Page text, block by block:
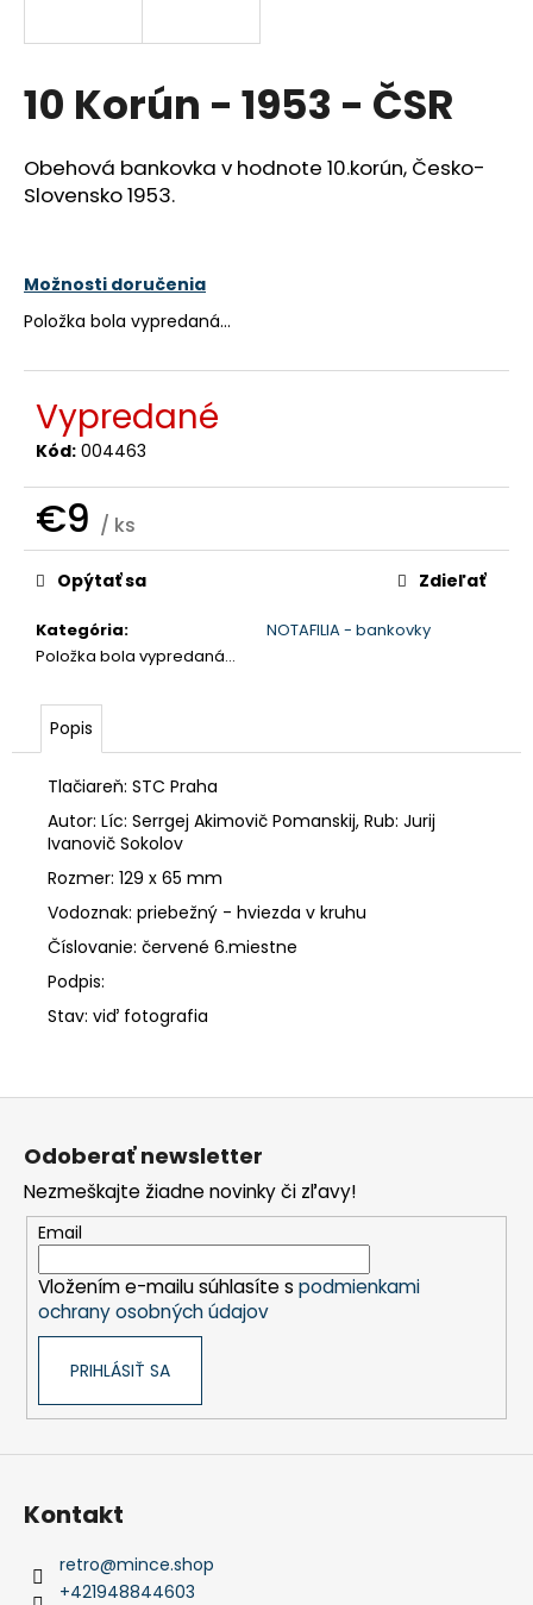
10 Korún - 1953 - ČSR
Obehová bankovka v hodnote 10.korún, Česko-
Slovensko 1953.
Možnosti doručenia
Položka bola vypredaná…
Vypredané
Kód: 004463
€9 / ks
Jednotková
cena:
Kategória:
NOTAFILIA - bankovky
Položka bola vypredaná…
Opýtať sa Zdieľať
Popis
Tlačiareň: STC Praha
Autor: Líc: Serrgej Akimovič Pomanskij, Rub: Jurij
Ivanovič Sokolov
Rozmer: 129 x 65 mm
Vodoznak: priebežný - hviezda v kruhu
Číslovanie: červené 6.miestne
Podpis:
Stav: viď fotografia
s
ť
?
O
d
o
r
ú
m
Z
Odoberať newsletter
Nezmeškajte žiadne novinky či zľavy!
Email
Vložením e-mailu súhlasíte s podmienkami
ochrany osobných údajov
PRIHLÁSIŤ SA
Kontakt
retro@mince.shop
+421948844603